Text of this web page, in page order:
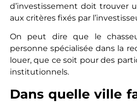
d’investissement doit trouver
aux critères fixés par
On peut dire que le
personne spécialisée dans la
louer, que ce soit pour des
institutionnels.
Dans quelle ville